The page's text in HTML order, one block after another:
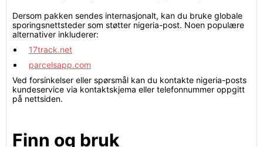
Dersom pakken sendes internasjonalt, kan du bruke globale
sporingsnettsteder som støtter nigeria-post. Noen populære
alternativer inkluderer:
17track.net
parcelsapp.com
Ved forsinkelser eller spørsmål kan du kontakte nigeria-posts
kundeservice via kontaktskjema eller telefonnummer oppgitt
på nettsiden.
Finn og bruk